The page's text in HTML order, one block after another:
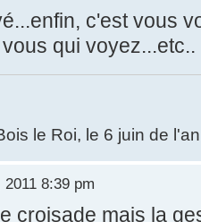
c'est vous
qui voyez...etc..
le Roi, le 6 juin de
8:39 pm
croisade mais la